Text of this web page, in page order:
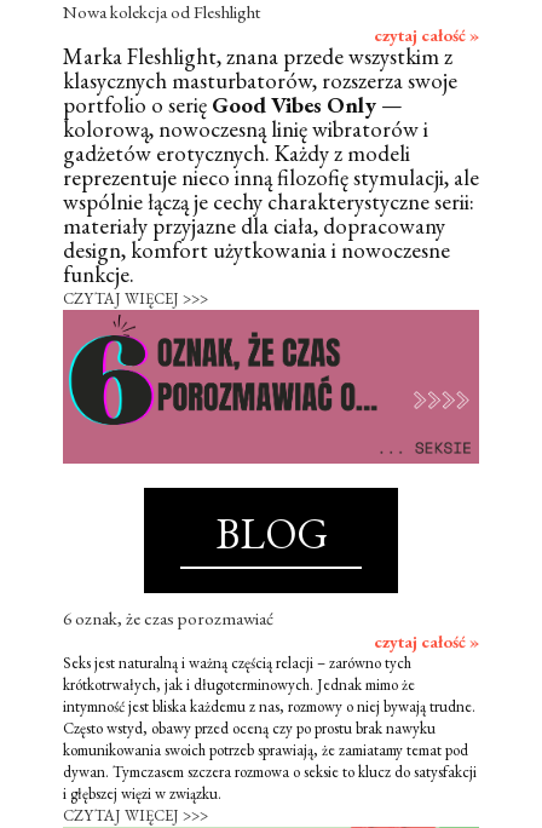
Nowa kolekcja od Fleshlight
czytaj całość »
Marka Fleshlight, znana przede wszystkim z
klasycznych masturbatorów, rozszerza swoje
portfolio o serię Good Vibes Only —
kolorową, nowoczesną linię wibratorów i
gadżetów erotycznych. Każdy z modeli
reprezentuje nieco inną filozofię stymulacji, ale
wspólnie łączą je cechy charakterystyczne serii:
materiały przyjazne dla ciała, dopracowany
design, komfort użytkowania i nowoczesne
funkcje.
CZYTAJ WIĘCEJ >>>
BLOG
6 oznak, że czas porozmawiać
czytaj całość »
Seks jest naturalną i ważną częścią relacji – zarówno tych
krótkotrwałych, jak i długoterminowych. Jednak mimo że
intymność jest bliska każdemu z nas, rozmowy o niej bywają trudne.
Często wstyd, obawy przed oceną czy po prostu brak nawyku
komunikowania swoich potrzeb sprawiają, że zamiatamy temat pod
dywan. Tymczasem szczera rozmowa o seksie to klucz do satysfakcji
i głębszej więzi w związku.
CZYTAJ WIĘCEJ >>>